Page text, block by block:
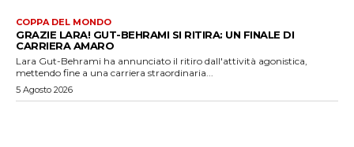
COPPA DEL MONDO
GRAZIE LARA! GUT-BEHRAMI SI RITIRA: UN FINALE DI
CARRIERA AMARO
Lara Gut-Behrami ha annunciato il ritiro dall'attività agonistica,
mettendo fine a una carriera straordinaria...
5 Agosto 2026